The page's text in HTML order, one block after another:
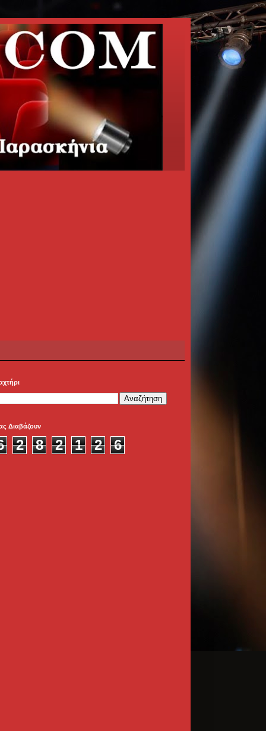
Διαβάζουν
2 8 2 1 2 6